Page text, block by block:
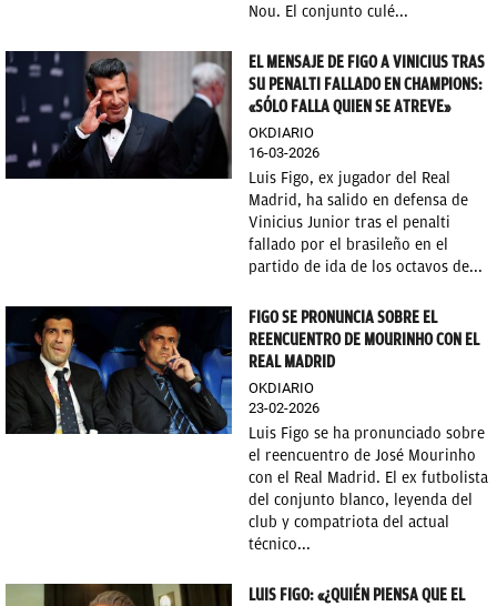
Nou. El conjunto culé...
EL MENSAJE DE FIGO A VINICIUS TRAS
SU PENALTI FALLADO EN CHAMPIONS:
«SÓLO FALLA QUIEN SE ATREVE»
OKDIARIO
16-03-2026
Luis Figo, ex jugador del Real
Madrid, ha salido en defensa de
Vinicius Junior tras el penalti
fallado por el brasileño en el
partido de ida de los octavos de...
FIGO SE PRONUNCIA SOBRE EL
REENCUENTRO DE MOURINHO CON EL
REAL MADRID
OKDIARIO
23-02-2026
Luis Figo se ha pronunciado sobre
el reencuentro de José Mourinho
con el Real Madrid. El ex futbolista
del conjunto blanco, leyenda del
club y compatriota del actual
técnico...
LUIS FIGO: «¿QUIÉN PIENSA QUE EL